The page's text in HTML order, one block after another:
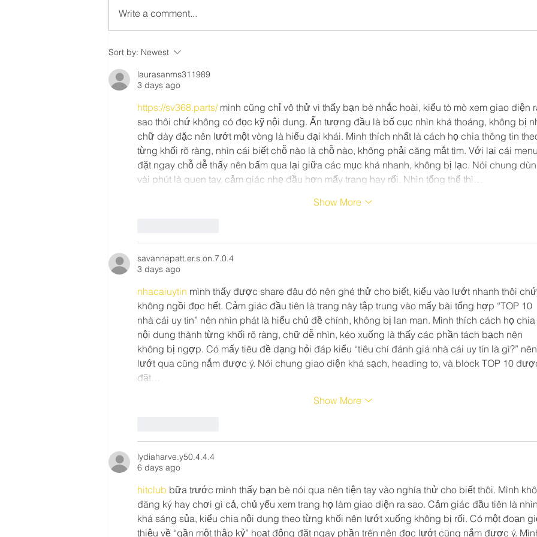
Home Albert Park at sunset
Write a comment...
Sort by: Newest
laurasanms311989
3 days ago
https://sv368.parts/ mình cũng chỉ vô thử vì thấy bạn bè nhắc hoài, kiểu tò mò xem giao diện
sao thôi chứ không có đọc kỹ nội dung. Ấn tượng đầu là bố cục nhìn khá thoáng, không bị
chữ dày đặc nên lướt một vòng là hiểu đại khái. Mình thích nhất là cách họ chia thông tin
từng khối rõ ràng, nhìn cái biết chỗ nào là chỗ nào, không phải căng mắt tìm. Với lại cái menu
đặt ngay chỗ dễ thấy nên bấm qua lại giữa các mục khá nhanh, không bị lạc. Nói chung
vài phút là quen tay, cảm giác nhẹ đầu hơn mấy trang hay rối. Nhìn tổng thể thì…
Show More
savannapatt.er.s.on.7.0.4
3 days ago
nhacaiuytin mình thấy được share đâu đó nên ghé thử cho biết, kiểu vào lướt nhanh thôi chứ
không ngồi đọc hết. Cảm giác đầu tiên là trang này tập trung vào mấy bài tổng hợp “TOP 10
nhà cái uy tín” nên nhìn phát là hiểu chủ đề chính, không bị lan man. Mình thích cách họ chia
nội dung thành từng khối rõ ràng, chữ dễ nhìn, kéo xuống là thấy các phần tách bạch nên
không bị ngợp. Có mấy tiêu đề dạng hỏi đáp kiểu “tiêu chí đánh giá nhà cái uy tín là gì?” nên
lướt qua cũng nắm được ý. Nói chung giao diện khá sạch, heading to, và block TOP 10
đặt…
Show More
lydiaharve.y50.4.4.4
6 days ago
hitclub bữa trước mình thấy bạn bè nói qua nên tiện tay vào nghía thử cho biết thôi. Mình
đăng ký hay chơi gì cả, chủ yếu xem trang họ làm giao diện ra sao. Cảm giác đầu tiên là nhìn
khá sáng sủa, kiểu chia nội dung theo từng khối nên lướt xuống không bị rối. Có một đoạn
thiệu về “gần một thập kỷ” hoạt động đặt ngay phần trên nên đọc lướt cũng nắm được ý.